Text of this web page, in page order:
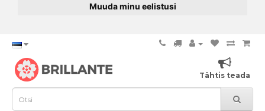
Muuda minu eelistusi
Tähtis teada